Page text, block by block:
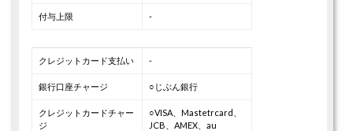
付与上限 -
クレジットカード支払い -
銀行口座チャージ ○じぶん銀行
クレジットカードチャー
ジ
○VISA、Mastetrcard、
JCB、AMEX、au